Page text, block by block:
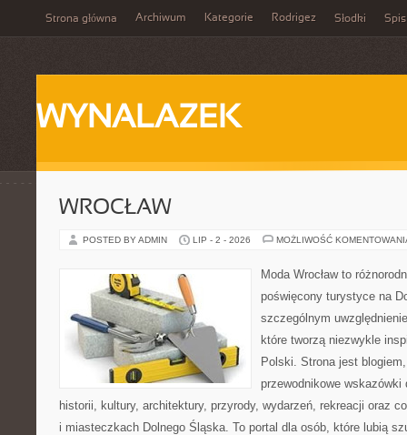
Strona główna Archiwum Kategorie Rodrigez Słodki Spis
WYNALAZEK
WROCŁAW
POSTED BY ADMIN LIP - 2 - 2026 MOŻLIWOŚĆ
Moda Wrocław to
poświęcony turystyce na
szczególnym
które tworzą niezwykle
Polski. Strona jest
przewodnikowe
historii, kultury, architektury, przyrody, wydarzeń, rekreacji oraz
i miasteczkach Dolnego Śląska. To portal dla osób, które lubią